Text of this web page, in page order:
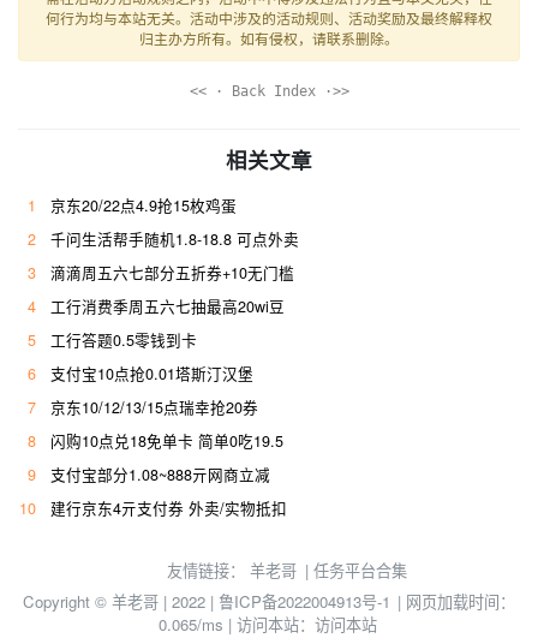
何行为均与本站无关。活动中涉及的活动规则、活动奖励及最终解释权
归主办方所有。如有侵权，请联系删除。
<< · Back Index ·>>
相关文章
1
京东20/22点4.9抢15枚鸡蛋
2
千问生活帮手随机1.8-18.8 可点外卖
3
滴滴周五六七部分五折券+10无门槛
4
工行消费季周五六七抽最高20wi豆
5
工行答题0.5零钱到卡
6
支付宝10点抢0.01塔斯汀汉堡
7
京东10/12/13/15点瑞幸抢20券
8
闪购10点兑18免单卡 简单0吃19.5
9
支付宝部分1.08~888亓网商立减
10
建行京东4亓支付券 外卖/实物抵扣
友情链接： 羊老哥 | 任务平台合集
Copyright © 羊老哥 | 2022 | 鲁ICP备2022004913号-1 | 网页加载时间：
0.065/ms | 访问本站： 访问本站